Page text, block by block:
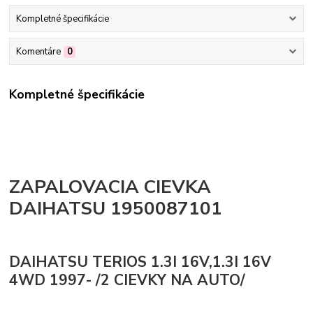
Kompletné špecifikácie
Komentáre 0
Kompletné špecifikácie
ZAPALOVACIA CIEVKA
DAIHATSU 1950087101
DAIHATSU TERIOS 1.3I 16V,1.3I 16V
4WD 1997- /2 CIEVKY NA AUTO/